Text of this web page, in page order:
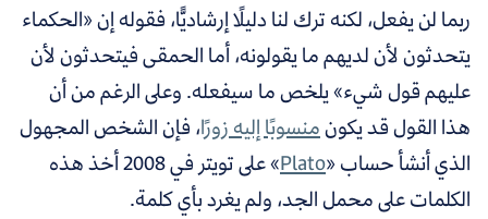
ربما لن يفعل، لكنه ترك لنا دليلًا إرشاديًّا، فقوله إن«الحكماء
يتحدثون لأن لديهم ما يقولونه، أما الحمقى فيتحدثون لأن
عليهم قول شيء»يلخص ما سيفعله. وعلى الرغم من أن
هذا القول قد يكونمنسوبًا إليه زورًا، فإن الشخص المجهول
الذي أنشأ حساب«
Plato
»
على تويتر في 2008 أخذ هذه
الكلمات على محمل الجد، ولم يغرد بأي كلمة.